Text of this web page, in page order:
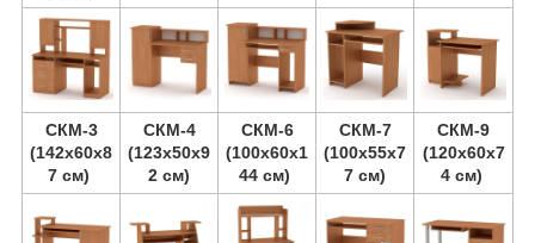
СКМ-3
(142х60х8
7 см)
СКМ-4
(123х50х9
2 см)
СКМ-6
(100х60х1
44 см)
СКМ-7
(100х55х7
7 см)
СКМ-9
(120х60х7
4 см)